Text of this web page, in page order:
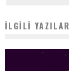
İLGILI YAZILAR